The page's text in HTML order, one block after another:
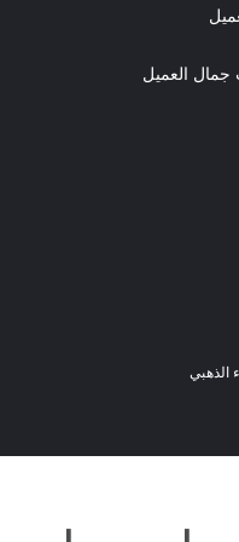
جمال العميل
الذهبي